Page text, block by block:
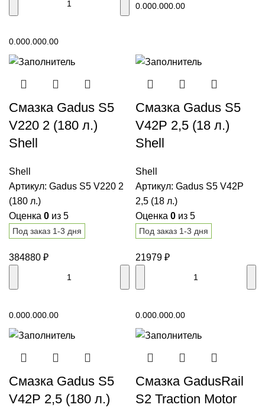
0.000.000.00
0.000.000.00
Смазка Gadus S5
V220 2 (180 л.)
Shell
Shell
Артикул: Gadus S5 V220 2
(180 л.)
Оценка 0 из 5
Под заказ 1-3 дня
384880 ₽
0.000.000.00
Смазка Gadus S5
V42P 2,5 (18 л.)
Shell
Shell
Артикул: Gadus S5 V42P
2,5 (18 л.)
Оценка 0 из 5
Под заказ 1-3 дня
21979 ₽
0.000.000.00
Смазка Gadus S5
V42P 2,5 (180 л.)
Смазка GadusRail
S2 Traction Motor